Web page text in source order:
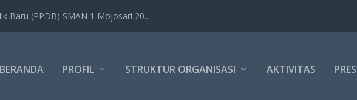
Baru (PPDB) SMAN 1 Mojosari 20...
BERANDA PROFIL STRUKTUR ORGANISASI AKTIVITAS